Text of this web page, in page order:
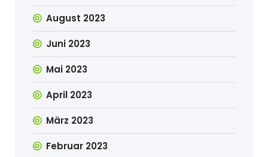
August 2023
Juni 2023
Mai 2023
April 2023
März 2023
Februar 2023